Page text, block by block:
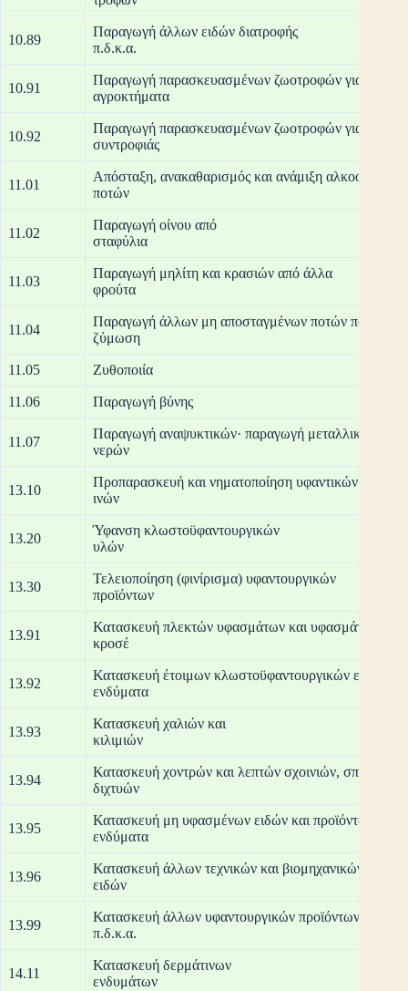
10.89
Παραγωγή άλλων ειδών διατροφής
10.91
Παραγωγή παρασκευασμένων ζωοτροφών για ζώα
10.92
Παραγωγή παρασκευασμένων ζωοτροφών για ζώα
11.01
Απόσταξη, ανακαθαρισμός και ανάμιξη αλκοολούχων
11.02
Παραγωγή οίνου από
11.03
Παραγωγή μηλίτη και κρασιών από άλλα
11.04
Παραγωγή άλλων μη αποσταγμένων ποτών που
11.05
11.06 Παραγωγή βύνης
11.07
Παραγωγή αναψυκτικών· παραγωγή μεταλλικού
13.10
Προπαρασκευή και νηματοποίηση υφαντικών
13.20
Ύφανση κλωστοϋφαντουργικών
13.30
Τελειοποίηση (φινίρισμα) υφαντουργικών
13.91
Κατασκευή πλεκτών υφασμάτων και υφασμάτων
13.92
Κατασκευή έτοιμων κλωστοϋφαντουργικών ειδών,
13.93
Κατασκευή χαλιών και
13.94
Κατασκευή χοντρών και λεπτών σχοινιών, σπάγκων
13.95
Κατασκευή μη υφασμένων ειδών και προϊόντων από
13.96
Κατασκευή άλλων τεχνικών και βιομηχανικών
13.99
Κατασκευή άλλων υφαντουργικών προϊόντων
14.11
Κατασκευή δερμάτινων